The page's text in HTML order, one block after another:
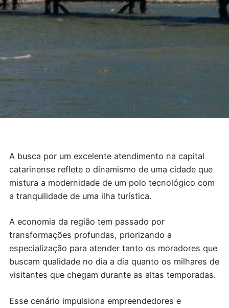
A busca por um excelente atendimento na capital
catarinense reflete o dinamismo de uma cidade que
mistura a modernidade de um polo tecnológico com
a tranquilidade de uma ilha turística.
A economia da região tem passado por
transformações profundas, priorizando a
especialização para atender tanto os moradores que
buscam qualidade no dia a dia quanto os milhares de
visitantes que chegam durante as altas temporadas.
Esse cenário impulsiona empreendedores e